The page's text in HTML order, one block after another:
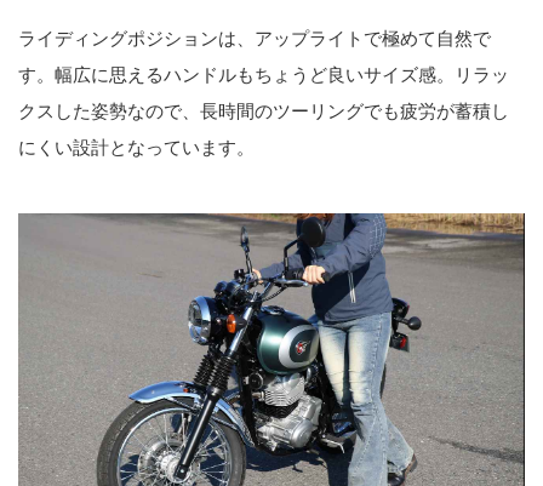
ライディングポジションは、アップライトで極めて自然で
す。幅広に思えるハンドルもちょうど良いサイズ感。リラッ
クスした姿勢なので、長時間のツーリングでも疲労が蓄積し
にくい設計となっています。